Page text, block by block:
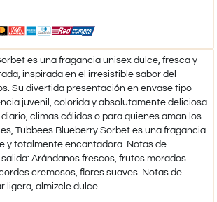
es una fragancia unisex dulce, fresca y
inspirada en el irresistible sabor del
Su divertida presentación en envase tipo
juvenil, colorida y absolutamente deliciosa.
climas cálidos o para quienes aman los
Tubbees Blueberry Sorbet es una fragancia
y totalmente encantadora. Notas de
Arándanos frescos, frutos morados.
cremosos, flores suaves. Notas de
ligera, almizcle dulce.